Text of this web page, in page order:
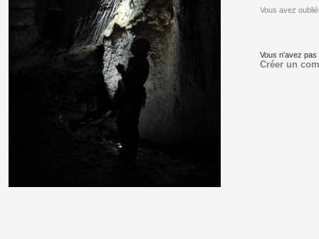
Vous avez
Vous n'avez
Créer un